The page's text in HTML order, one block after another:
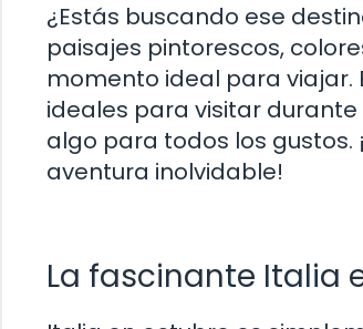
¿Estás buscando ese
paisajes pintorescos,
momento ideal para viajar.
ideales para visitar
algo para todos los
aventura inolvidable!
La fascinante Italia